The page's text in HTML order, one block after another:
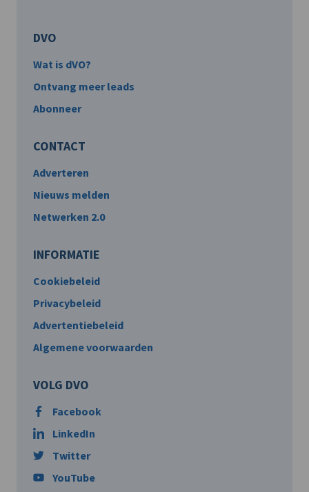
DVO
Wat is dVO?
Ontvang meer leads
Abonneer
CONTACT
Adverteren
Nieuws melden
Netwerken 2.0
INFORMATIE
Cookiebeleid
Privacybeleid
Advertentiebeleid
Algemene voorwaarden
VOLG DVO
Facebook
LinkedIn
Twitter
YouTube